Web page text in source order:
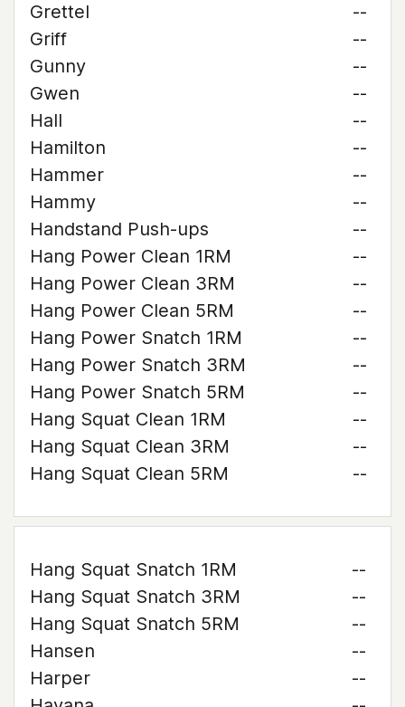
Grettel
--
Griff
--
Gunny
--
Gwen
--
Hall
--
Hamilton
--
Hammer
--
Hammy
--
Handstand Push-ups
--
Hang Power Clean 1RM
--
Hang Power Clean 3RM
--
Hang Power Clean 5RM
--
Hang Power Snatch 1RM
--
Hang Power Snatch 3RM
--
Hang Power Snatch 5RM
--
Hang Squat Clean 1RM
--
Hang Squat Clean 3RM
--
Hang Squat Clean 5RM
--
Hang Squat Snatch 1RM
--
Hang Squat Snatch 3RM
--
Hang Squat Snatch 5RM
--
Hansen
--
Harper
--